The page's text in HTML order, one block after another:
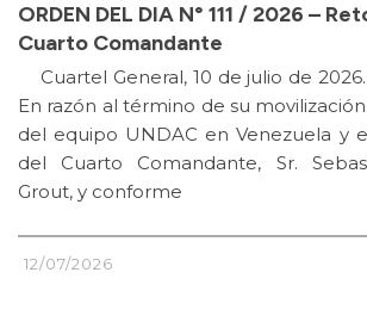
ORDEN DEL DIA N° 111 / 2026 –
Cuarto Comandante
Cuartel General, 10 de julio de
En razón al término de su
del equipo UNDAC en Venezuela y
del Cuarto Comandante, Sr.
Grout, y conforme
12/07/2026